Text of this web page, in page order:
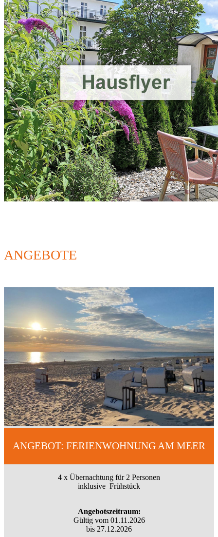
ANGEBOTE
ANGEBOT: FERIENWOHNUNG AM MEER
4 x Übernachtung für 2 Personen
inklusive Frühstück
Angebotszeitraum:
Gültig vom 01.11.2026
bis 27.12.2026